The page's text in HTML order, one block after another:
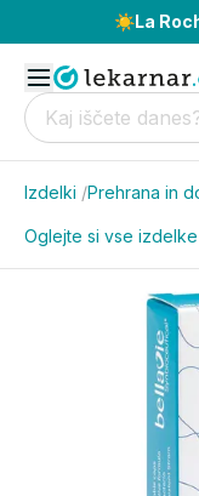
☀️La
Izdelki /Prehrana in
Oglejte si vse